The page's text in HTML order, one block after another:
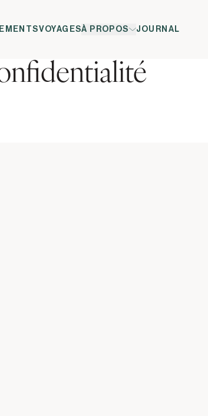
VOYAGESÀ PROPOS JOURNAL